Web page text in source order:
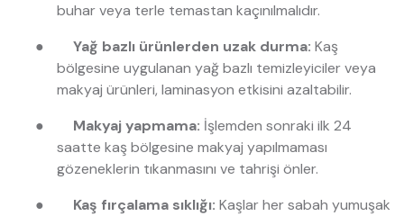
buhar veya terle temastan kaçınılmalıdır.
●
Yağ bazlı ürünlerden uzak durma: Kaş
bölgesine uygulanan yağ bazlı temizleyiciler veya
makyaj ürünleri, laminasyon etkisini azaltabilir.
●
Makyaj yapmama: İşlemden sonraki ilk 24
saatte kaş bölgesine makyaj yapılmaması
gözeneklerin tıkanmasını ve tahrişi önler.
●
Kaş fırçalama sıklığı: Kaşlar her sabah yumuşak